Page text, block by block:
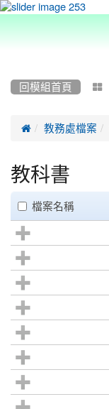
回模組首頁 
 教務處檔案
教科書
clickAll
檔案名稱